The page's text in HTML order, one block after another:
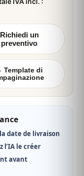
243,26 €
Richiedi un
preventivo
Template di
date de livraison
l’IA le créer
avant